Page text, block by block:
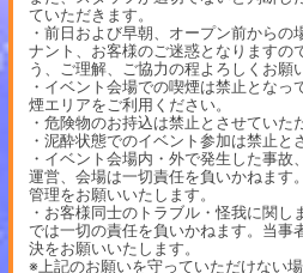
ていただきます。
・前日および早朝、オープン前からの
ナント、お客様のご迷惑となりますの
う、ご理解、ご協力の程よろしくお願
・イベント会場での喫煙は禁止とな
煙エリアをご利用ください。
・危険物のお持込は禁止とさせていた
・泥酔状態でのイベント参加は禁止と
・イベント会場内・外で発生した事故
運営、会場は一切責任を負いかねます
管理をお願いいたします。
・お客様同士のトラブル・怪我に関
では一切の責任を負いかねます。当事
決をお願いいたします。
※上記のお願いを守っていただけない